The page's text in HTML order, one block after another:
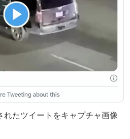
れたツイートをキャプチャ画像